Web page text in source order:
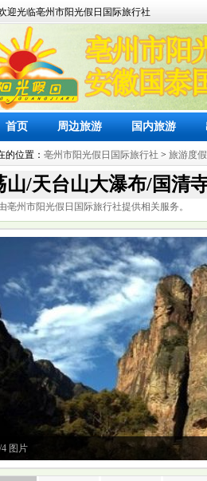
迎光临亳州市阳光假日国际旅行社
首页 周边旅游 国内旅游
的位置： 亳州市阳光假日国际旅行社 > 旅游度假
山/天台山大瀑布/国清
亳州市阳光假日国际旅行社提供相关服务。
4 图片